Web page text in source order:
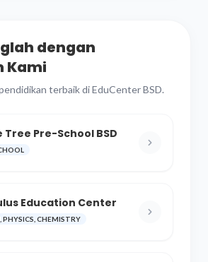
dengan
Kami
terbaik di EduCenter BSD.
Tree Pre-School BSD
Education Center
PHYSICS, CHEMISTRY